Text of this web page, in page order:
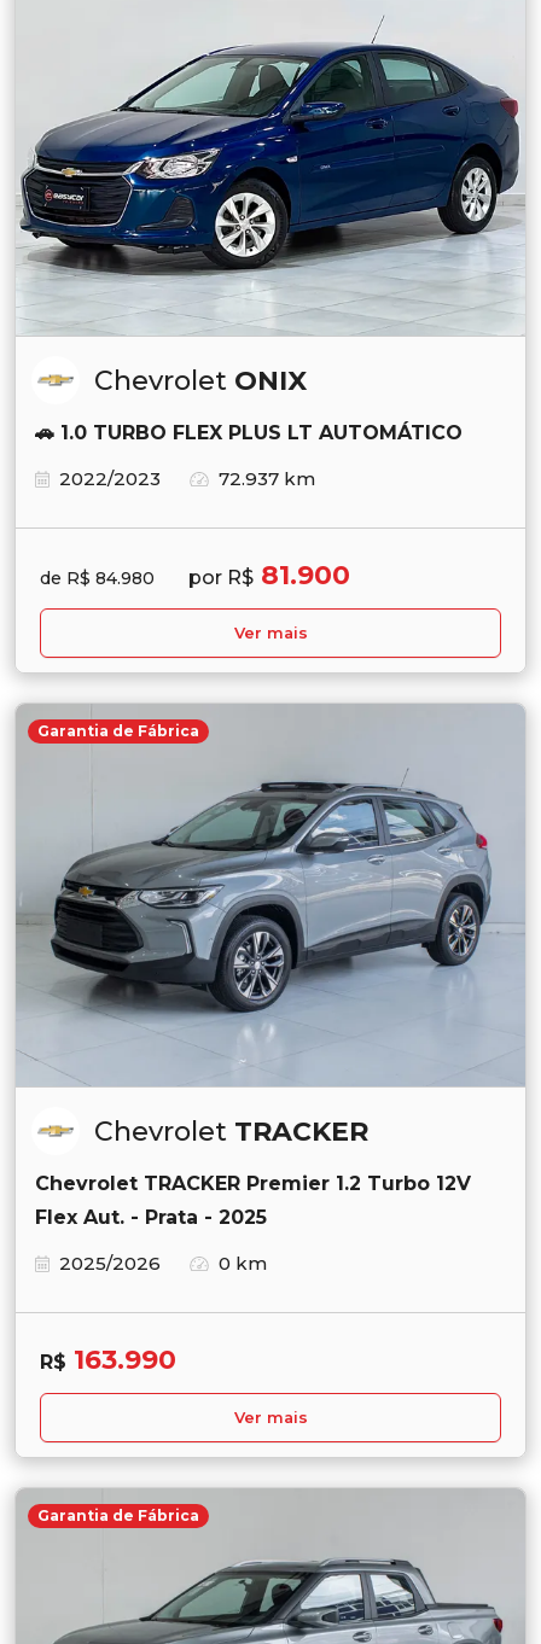
Chevrolet ONIX
🚗 1.0 TURBO FLEX PLUS LT AUTOMÁTICO
2022/2023
72.937 km
de R$ 84.980 por R$ 81.900
Ver mais
Garantia de Fábrica
Chevrolet TRACKER
Chevrolet TRACKER Premier 1.2 Turbo 12V
Flex Aut. - Prata - 2025
2025/2026
0 km
R$ 163.990
Ver mais
Garantia de Fábrica